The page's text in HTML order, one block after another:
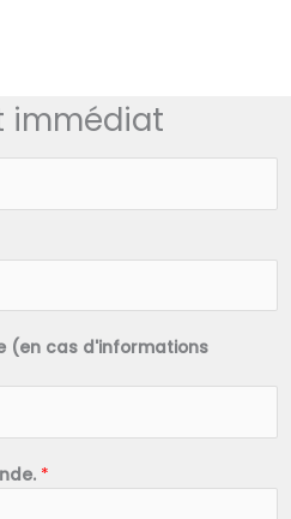
immédiat
(en cas d'informations
*